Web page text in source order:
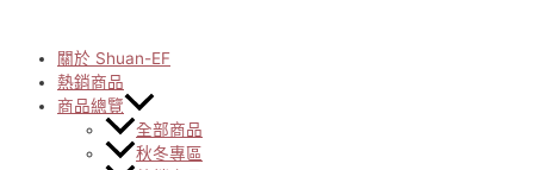
content關於 Shuan-EF
熱銷商品
商品總覽
全部商品
秋冬專區